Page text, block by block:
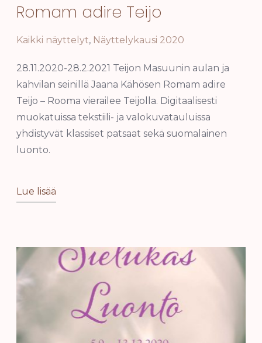
Romam adire Teijo
Kaikki näyttelyt, Näyttelykausi 2020
28.11.2020-28.2.2021 Teijon Masuunin aulan ja
kahvilan seinillä Jaana Kähösen Romam adire
Teijo – Rooma vierailee Teijolla. Digitaalisesti
muokatuissa tekstiili- ja valokuvatauluissa
yhdistyvät klassiset patsaat sekä suomalainen
luonto.
Lue lisää